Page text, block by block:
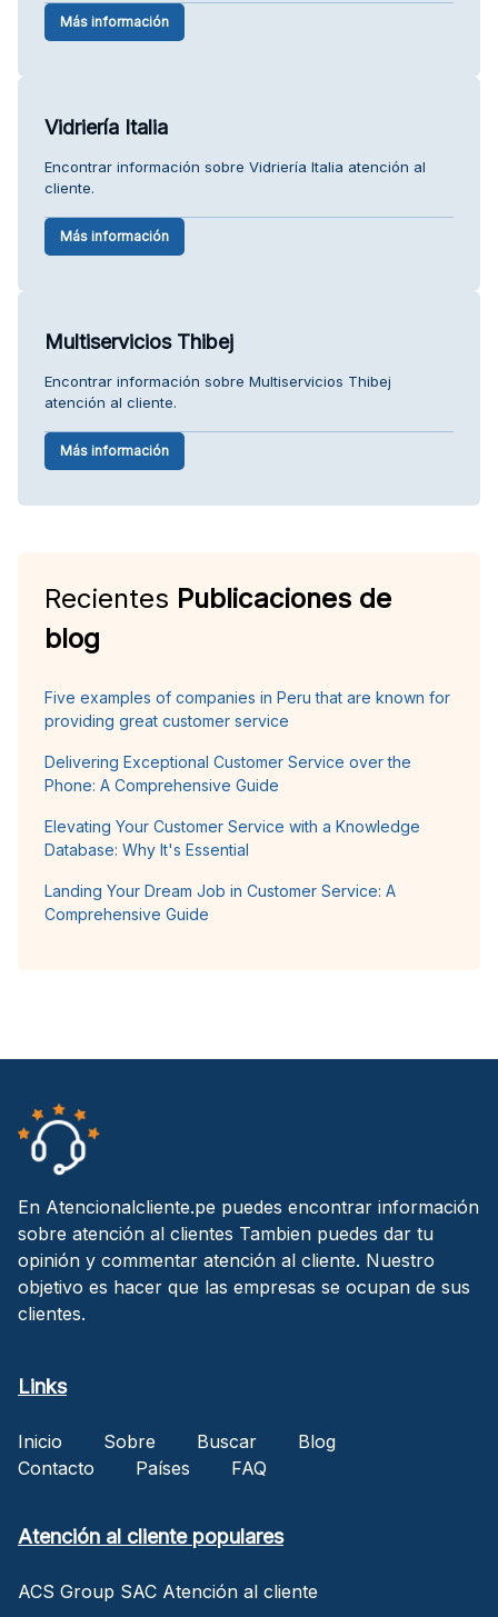
Más información
Vidriería Italia
Encontrar información sobre Vidriería Italia atención al
cliente.
Más información
Multiservicios Thibej
Encontrar información sobre Multiservicios Thibej
atención al cliente.
Más información
Recientes Publicaciones de
blog
Five examples of companies in Peru that are known for
providing great customer service
Delivering Exceptional Customer Service over the
Phone: A Comprehensive Guide
Elevating Your Customer Service with a Knowledge
Database: Why It's Essential
Landing Your Dream Job in Customer Service: A
Comprehensive Guide
En Atencionalcliente.pe puedes encontrar información
sobre atención al clientes Tambien puedes dar tu
opinión y commentar atención al cliente. Nuestro
objetivo es hacer que las empresas se ocupan de sus
clientes.
Links
Inicio Sobre Buscar
Blog
Contacto
Países FAQ
Atención al cliente populares
ACS Group SAC Atención al cliente